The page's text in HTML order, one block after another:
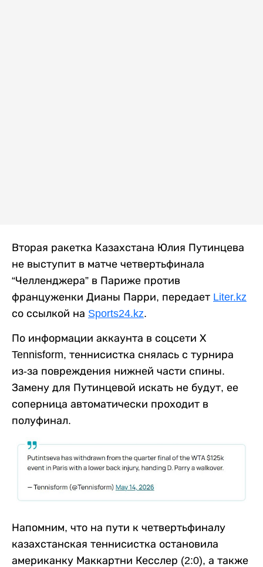
Вторая ракетка Казахстана Юлия Путинцева
не выступит в матче четвертьфинала
“Челленджера” в Париже против
француженки Дианы Парри, передает Liter.kz
со ссылкой на Sports24.kz.
По информации аккаунта в соцсети Х
Tennisform, теннисистка снялась с турнира
из-за повреждения нижней части спины.
Замену для Путинцевой искать не будут, ее
соперница автоматически проходит в
полуфинал.
Напомним, что на пути к четвертьфиналу
казахстанская теннисистка остановила
американку Маккартни Кесслер (2:0), а также